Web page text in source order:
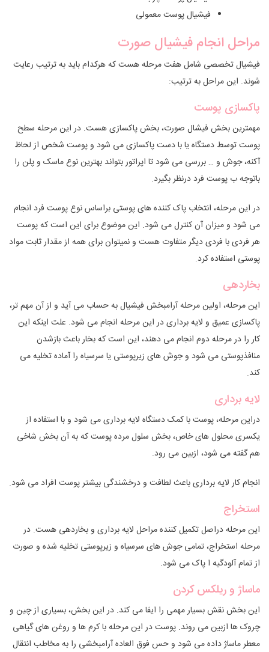
فیشیال پوست معمولی
مراحل انجام فیشیال صورت
فیشیال تخصصی شامل هفت مرحله هست که هرکدام باید به ترتیب رعایت
شوند. این مراحل به ترتیب:
پاکسازی پوست
مهمترین بخش فیشال صورت، بخش پاکسازی هست. در این مرحله سطح
پوست توسط دستگاه یا با دست پاکسازی می شود و پوست شخص از لحاظ
آکنه، جوش و … بررسی می شود تا اپراتور بتواند بهترین نوع ماسک و پلن را
باتوجه ب پوست فرد درنظر بگیرد.
در این مرحله، انتخاب پاک کننده های پوستی براساس نوع پوست فرد انجام
می شود و میزان آن کنترل می شود. این موضوع برای این است که پوست
هر فردی با فردی دیگر متفاوت هست و نمیتوان برای همه از مقدار ثابت مواد
پوستی استفاده کرد.
بخاردهی
این مرحله، اولین مرحله آرامبخش فیشیال به حساب می آید و از آن مهم تر،
پاکسازی عمیق و لایه برداری در این مرحله انجام می شود. علت اینکه این
کار را در مرحله دوم انجام می دهند، این است که بخار باعث بازشدن
منافذپوستی می شود و جوش های زیرپوستی یا سرسیاه را آماده تخلیه می
کند.
لایه برداری
دراین مرحله، پوست با کمک دستگاه لایه برداری می شود و با استفاده از
یکسری محلول های خاص، بخش سلول مرده پوست که به آن بخش شاخی
هم گفته می شود، ازبین می رود.
انجام کار لایه برداری باعث لطافت و درخشندگی بیشتر پوست افراد می شود.
استخراج
این مرحله دراصل تکمیل کننده مراحل لایه برداری و بخاردهی هست. در
مرحله استخراج، تمامی جوش های سرسیاه و زیرپوستی تخلیه شده و صورت
از تمام آلودگیه ا پاک می شود.
ماساژ و ریلکس کردن
این بخش نقش بسیار مهمی را ایفا می کند. در این بخش، بسیاری از چین و
چروک ها ازبین می روند. پوست در این مرحله با کرم ها و روغن های گیاهی
معطر ماساژ داده می شود و حس فوق العاده آرامبخشی را به مخاطب انتقال